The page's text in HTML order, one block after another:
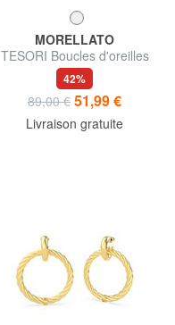
MORELLATO
TESORI Boucles d'oreilles
pendantes en cristal
42%
89,00 € 51,99 €
Livraison gratuite